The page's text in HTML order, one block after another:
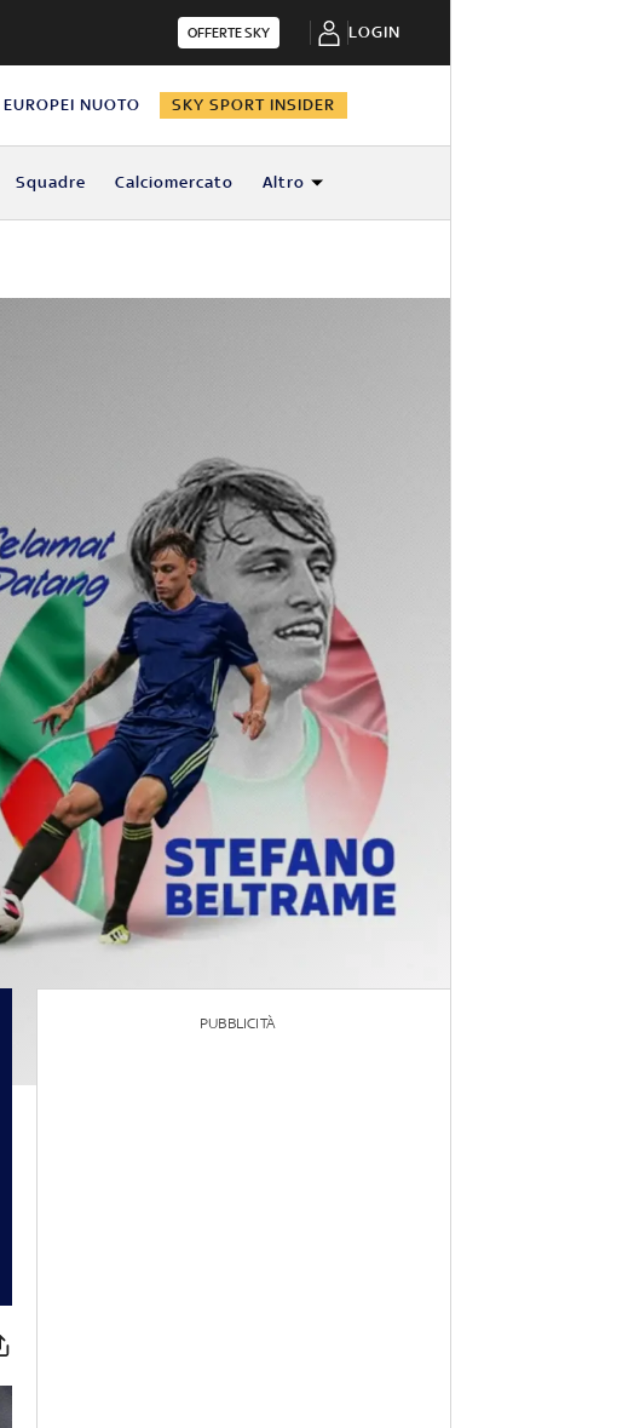
OFFERTE SKY LOGIN
EUROPEI NUOTO SKY SPORT INSIDER
Squadre Calciomercato Altro
PUBBLICITÀ